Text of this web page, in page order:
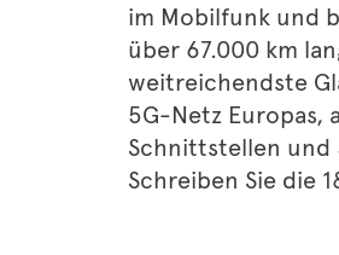
im Mobilfunk und
über 67.000 km
weitreichendste
5G-Netz Europas,
Schnittstellen und
Schreiben Sie die